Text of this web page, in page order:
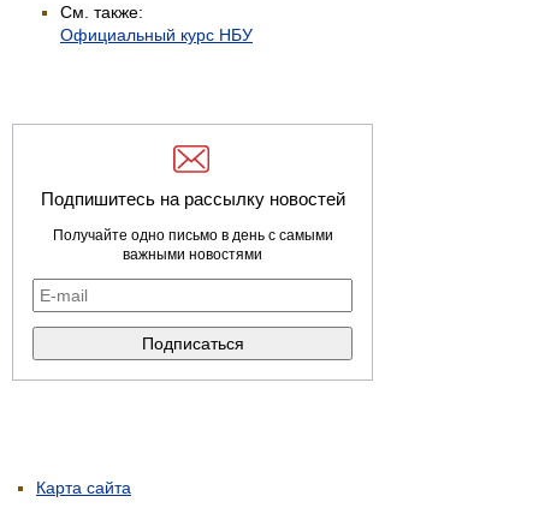
См. также:
Официальный курс НБУ
Подпишитесь на рассылку новостей
Получайте одно письмо в день с самыми
важными новостями
Карта сайта